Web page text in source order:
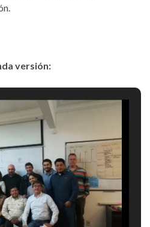
versión: